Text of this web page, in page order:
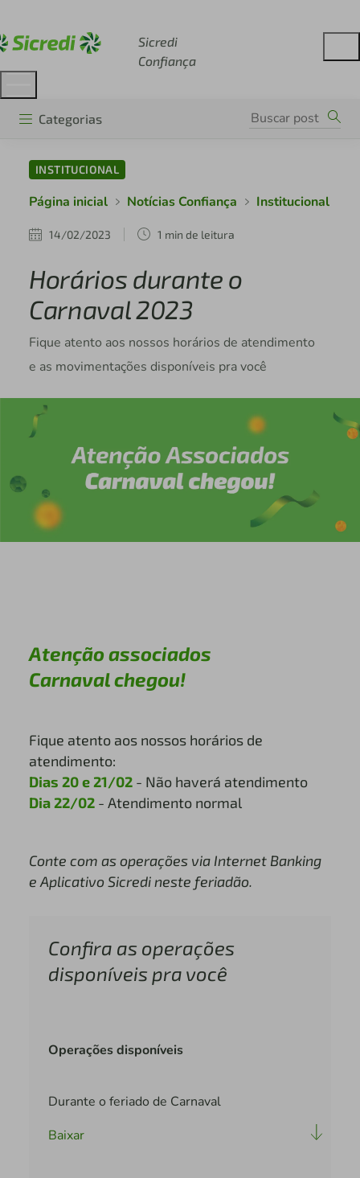
Sicredi
Confiança
Categorias
INSTITUCIONAL
Página inicial Notícias Confiança Institucional
14/02/2023 1 min de leitura
Horários durante o
Carnaval 2023
Fique atento aos nossos horários de atendimento
e as movimentações disponíveis pra você
Atenção associados
Carnaval chegou!
Fique atento aos nossos horários de
atendimento:
Dias 20 e 21/02- Não haverá atendimento
Dia 22/02- Atendimento normal
Conte com as operações via Internet Banking
e Aplicativo Sicredi neste feriadão.
Confira as operações
disponíveis pra você
Operações disponíveis
Durante o feriado de Carnaval
Baixar